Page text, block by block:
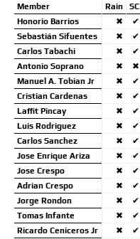
Member Rain SC
Honorio Barrios
✖ ✔
Sebastián Sifuentes
✖ ✔
Carlos Tabachi
✖ ✔
Antonio Soprano
✖ ✖
Manuel A. Tobian Jr
✖ ✔
Cristian Cardenas
✖ ✔
Laffit Pincay
✖ ✔
Luis Rodriguez
✖ ✔
Carlos Sanchez
✖ ✔
Jose Enrique Ariza
✖ ✔
Jose Crespo
✖ ✔
Adrian Crespo
✖ ✔
Jorge Rondon
✖ ✔
Tomas Infante
✖ ✔
Ricardo Ceniceros Jr
✖ ✔